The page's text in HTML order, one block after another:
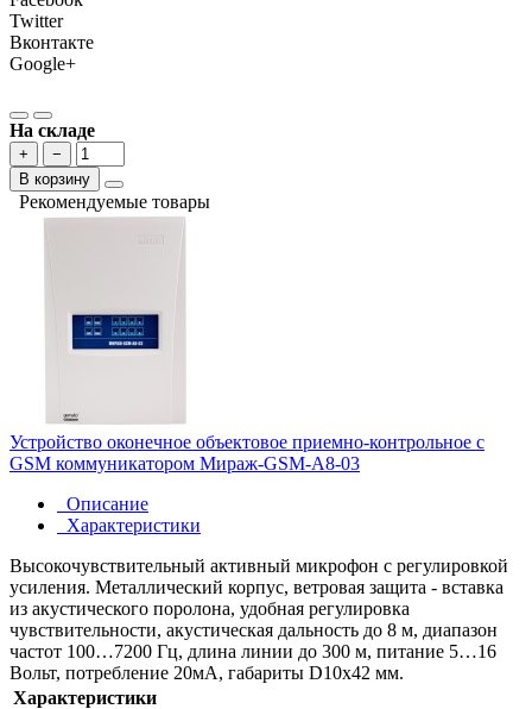
Twitter
Вконтакте
Google+
На складе
+
−
В корзину
Рекомендуемые товары
Устройство оконечное объектовое приемно-контрольное c
GSM коммуникатором Мираж-GSM-А8-03
Описание
Характеристики
Высокочувствительный активный микрофон с регулировкой
усиления. Металлический корпус, ветровая защита - вставка
из акустического поролона, удобная регулировка
чувствительности, акустическая дальность до 8 м, диапазон
частот 100…7200 Гц, длина линии до 300 м, питание 5…16
Вольт, потребление 20мА, габариты D10х42 мм.
Характеристики